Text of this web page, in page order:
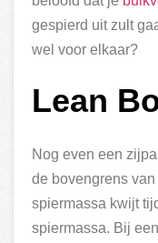
gespierd uit zult
wel voor elkaar?
Lean
Nog even een
de bovengrens
spiermassa kwijt
spiermassa. Bij